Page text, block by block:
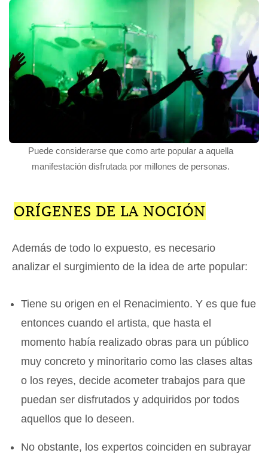
Puede considerarse que como arte popular a aquella
manifestación disfrutada por millones de personas.
ORÍGENES DE LA NOCIÓN
Además de todo lo expuesto, es necesario
analizar el surgimiento de la idea de arte popular:
Tiene su origen en el Renacimiento. Y es que fue
entonces cuando el artista, que hasta el
momento había realizado obras para un público
muy concreto y minoritario como las clases altas
o los reyes, decide acometer trabajos para que
puedan ser disfrutados y adquiridos por todos
aquellos que lo deseen.
No obstante, los expertos coinciden en subrayar